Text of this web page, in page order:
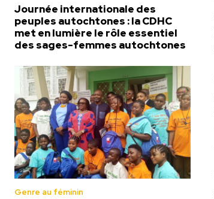
Journée internationale des
peuples autochtones : la CDHC
met en lumière le rôle essentiel
des sages-femmes autochtones
Genre au féminin